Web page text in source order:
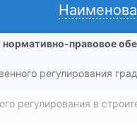
правовое
регулирования
регулирования в